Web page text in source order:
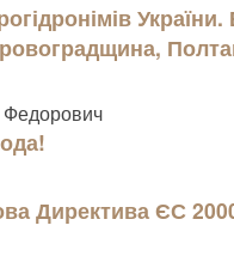
Директива ЄС